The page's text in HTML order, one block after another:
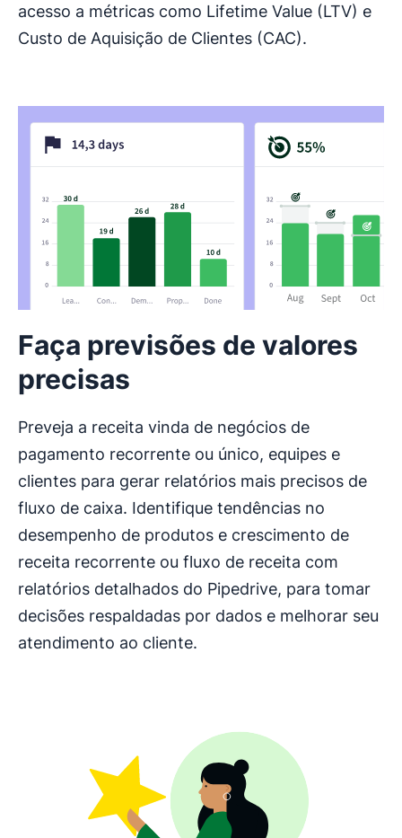
acesso a métricas como Lifetime Value (LTV) e
Custo de Aquisição de Clientes (CAC).
Faça previsões de valores
precisas
Preveja a receita vinda de negócios de
pagamento recorrente ou único, equipes e
clientes para gerar relatórios mais precisos de
fluxo de caixa. Identifique tendências no
desempenho de produtos e crescimento de
receita recorrente ou fluxo de receita com
relatórios detalhados do Pipedrive, para tomar
decisões respaldadas por dados e melhorar seu
atendimento ao cliente.